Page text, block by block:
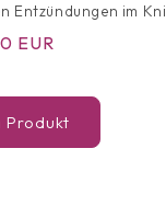
Entzündungen im
EUR
Produkt